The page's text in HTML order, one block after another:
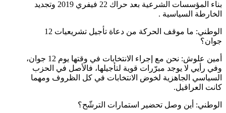
بناء المؤسسات الشرعية بعد حراك 22 فيفري 2019 وتجديد
الخارطة السياسية .
الوطني: ما موقف الحركة من دعاة تأجيل تشريعيات 12
جوان؟
أمين علوش: نحن مع إجراء الانتخابات في وقتها يوم 12 جوان،
وفي رأيي لا يوجد مبرّرات قوية لتأجيلها، فالأصل في الحزب
السياسي الجاهزية لخوض الانتخابات في كل الظروف ومهما
كانت العراقيل.
الوطني: أين وصل تحضير استمارات الترشّح؟